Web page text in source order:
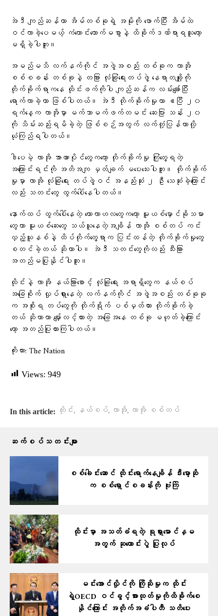
အဲဒီ ကျည်ဆန်ဟာ အိမ်တစ်ခုရဲ့ အမိုးကို ဖောက်ပြီး အိမ်ထဲ
ဝင်လာခဲ့ပေမယ့် ကံကောင်းထောက်မစွာနဲ့ ထိခိုက်ဒဏ်ရာရသူတော့
မရှိခဲ့ပါဘူး။
အမည်မသိ လက်နက်ကိုင် အဖွဲ့အစည်း တစ်ခုက လာအို
စစ်စခန်း တစ်ခုနဲ့ တခြား လုံခြုံရေးတပ်ဖွဲ့ နေရာတချို့ကို
တိုက်ခိုက်ရာကနေ ထိုင်းဖက်ကိုပါ ကျည်ဆန်က လမ်းချော်ပြီး
ရောက်လာခဲ့တာ ဖြစ်ပါတယ်။ အဲဒီ တိုက်ခိုက်မှုဟာ ဧပြီ ၂၀
ရက်နေ့က လာအိုမှာ မက်သာမက်ဖက်တမင်း ဆေးပြား သန်း ၂၀
ကို သိမ်းဆည်းရမိခဲ့တဲ့ ဖြစ်စဉ်အတွက် လက်တုံ့ပြန်တာလို့
ယုံကြည်ရပါတယ်။
ဒါပေမဲ့ လာအို အာဏာပိုင်တွေကတော့ တိုက်ခိုက်မှု ကြုံတွေ့ရတဲ့
အကြောင်းရင်းကို အတိအကျ မှတ်ချက် မပေးသေးပါဘူး။ တိုက်ခိုက်
မှုမှာ လာအို လုံခြုံရေး တပ်ဖွဲ့ဝင် အနည်းဆုံး ၂ ဦး သေဆုံးခဲ့ကြောင်း
လည်း သတင်းတွေ ထွက်ပေါ်နေပါတယ်။
နောက်ထပ် ထွက်ပေါ်နေတဲ့ ကောလာဟလတွေကတော့ မူးယစ်မှောင်ခိုသမား
တွေဟာ မူးယစ်ဆေးတွေ သယ်ယူနေတဲ့အချိန် လာအို စစ်တပ် ကင်း
လှည့်ယူနစ်နဲ့ ထိပ်တိုက်တွေ့ရာက ပြင်းထန်တဲ့ တိုက်ခိုက်မှုတွေ
စတင်ခဲ့တယ် ဆိုတာပါ။ အဲဒီ သတင်းတွေကိုလည်း သီးခြား
အတည်မပြုနိုင်ပါဘူး။
ထိုင်းနဲ့ လာအို နယ်ခြားစောင့် လုံခြုံရေး အရာရှိတွေက နယ်စပ်
အခြေစိုက် လှုပ်ရှားနေတဲ့ လက်နက်ကိုင် အဖွဲ့အစည်း တစ်ခုခု
က အစိုးရ တပ်တွေကို တိုက်ရိုက် ပစ်မှတ်ထား တိုက်ခိုက်ခဲ့
တယ် ဆိုတာဟာ မျှော်လင့်ထားတဲ့ အခြေအနေ တစ်ခု မဟုတ်ခဲ့ကြောင်း
တော့ အတည်ပြုထားကြပါတယ်။
ကိုးကား: The Nation
Views: 949
In this article: ထိုင်း, နယ်စပ်, လာအို, လာအို စစ်တပ်
ဆက်စပ်သတင်းများ
စစ်ခေါင်းဆောင် ထိုင်းရောက်နေချိန် ဒီးမော့ဆို
က စစ်ရှောင်စခန်းကို ဗုံးကြဲ
ထိုင်းမှာ အသတ်ခံရတဲ့ ရုရှားမောင်နှမ
အတွက် ဆုတောင်းပွဲ ပြုလုပ်
မင်းအောင်လှိုင်ကို ကြိုဆိုမှုက ထိုင်း
ရဲ့OECD ဝင်ခွင့်အားထုတ်မှုကိုထိခိုက်စေ
နိုင်ကြောင်း အတိုက်အခံပါတီ သတိပေး